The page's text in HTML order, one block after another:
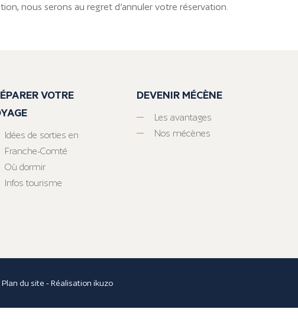
nous serons au regret d’annuler votre réservation.
VOTRE
Idées de sorties en
Franche-Comté
Où dormir
Infos tourisme
DEVENIR MÉCÈNE
Les avantages
Nos mécènes
Plan du site - Réalisationikuzo